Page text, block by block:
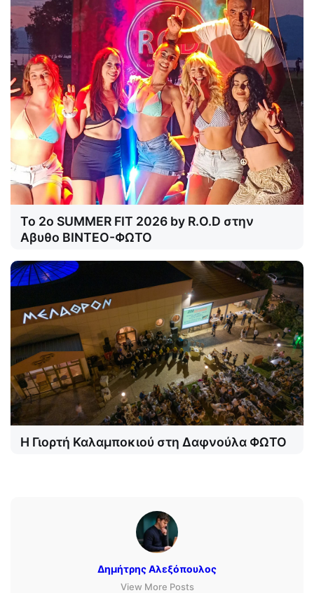
Το 2o SUMMER FIT 2026 by R.O.D στην
Αβυθο ΒΙΝΤΕΟ-ΦΩΤΟ
Η Γιορτή Καλαμποκιού στη Δαφνούλα ΦΩΤΟ
Δημήτρης Αλεξόπουλος
View More Posts